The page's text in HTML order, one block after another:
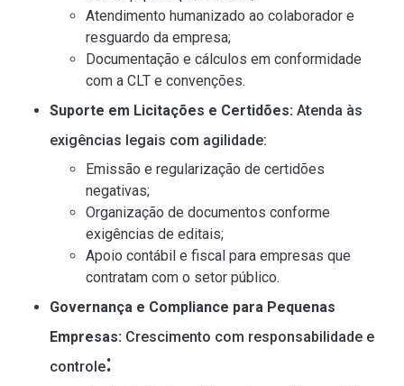
Atendimento humanizado ao colaborador e
resguardo da empresa;
Documentação e cálculos em conformidade
com a CLT e convenções.
Suporte em Licitações e Certidões: Atenda às
exigências legais com agilidade:
Emissão e regularização de certidões
negativas;
Organização de documentos conforme
exigências de editais;
Apoio contábil e fiscal para empresas que
contratam com o setor público.
Governança e Compliance para Pequenas
Empresas: Crescimento com responsabilidade e
controle: